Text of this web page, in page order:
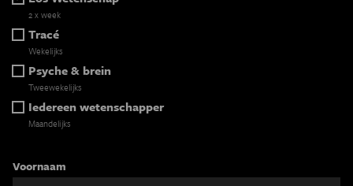
2 x week
Tracé
Wekelijks
Psyche & brein
Tweewekelijks
Iedereen wetenschapper
Maandelijks
Voornaam